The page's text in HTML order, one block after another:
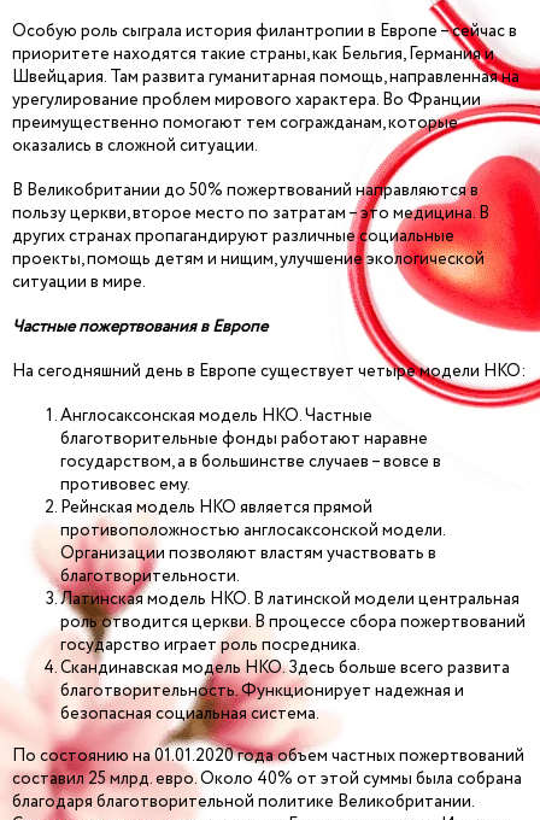
Особую роль сыграла история филантропии в Европе – сейчас в
приоритете находятся такие страны, как Бельгия, Германия и
Швейцария. Там развита гуманитарная помощь, направленная на
урегулирование проблем мирового характера. Во Франции
преимущественно помогают тем согражданам, которые
оказались в сложной ситуации.
В Великобритании до 50% пожертвований направляются в
пользу церкви, второе место по затратам – это медицина. В
других странах пропагандируют различные социальные
проекты, помощь детям и нищим, улучшение экологической
ситуации в мире.
Частные пожертвования в Европе
На сегодняшний день в Европе существует четыре модели НКО:
Англосаксонская модель НКО. Частные
благотворительные фонды работают наравне
государством, а в большинстве случаев – вовсе в
противовес ему.
Рейнская модель НКО является прямой
противоположностью англосаксонской модели.
Организации позволяют властям участвовать в
благотворительности.
Латинская модель НКО. В латинской модели центральная
роль отводится церкви. В процессе сбора пожертвований
государство играет роль посредника.
Скандинавская модель НКО. Здесь больше всего развита
благотворительность. Функционирует надежная и
безопасная социальная система.
По состоянию на 01.01.2020 года объем частных пожертвований
составил 25 млрд. евро. Около 40% от этой суммы была собрана
благодаря благотворительной политике Великобритании.